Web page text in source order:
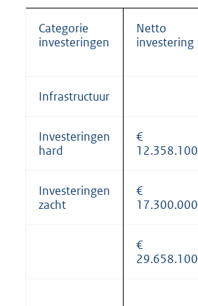
Categorie
investeringen
Netto
investering
Infrastructuur
Investeringen
hard
€
12.358.100
Investeringen
zacht
€
17.300.000
€
29.658.100